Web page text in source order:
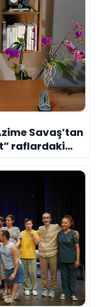
Savaş’tan
raflardaki